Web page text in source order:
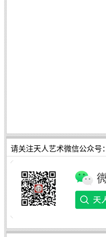
请关注天人艺术微信公众号：